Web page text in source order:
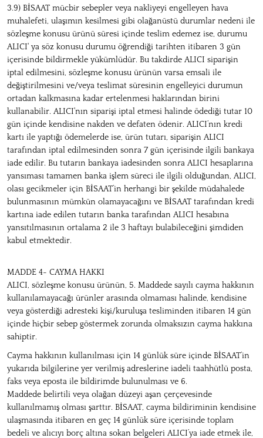
3.9) BİSAAT mücbir sebepler veya nakliyeyi engelleyen hava
muhalefeti, ulaşımın kesilmesi gibi olağanüstü durumlar nedeni ile
sözleşme konusu ürünü süresi içinde teslim edemez ise, durumu
ALICI' ya söz konusu durumu öğrendiği tarihten itibaren 3 gün
içerisinde bildirmekle yükümlüdür. Bu takdirde ALICI siparişin
iptal edilmesini, sözleşme konusu ürünün varsa emsali ile
değiştirilmesini ve/veya teslimat süresinin engelleyici durumun
ortadan kalkmasına kadar ertelenmesi haklarından birini
kullanabilir. ALICI'nın siparişi iptal etmesi halinde ödediği tutar 10
gün içinde kendisine nakden ve defaten ödenir. ALICI’nın kredi
kartı ile yaptığı ödemelerde ise, ürün tutarı, siparişin ALICI
tarafından iptal edilmesinden sonra 7 gün içerisinde ilgili bankaya
iade edilir. Bu tutarın bankaya iadesinden sonra ALICI hesaplarına
yansıması tamamen banka işlem süreci ile ilgili olduğundan, ALICI,
olası gecikmeler için BİSAAT’in herhangi bir şekilde müdahalede
bulunmasının mümkün olamayacağını ve BİSAAT tarafından kredi
kartına iade edilen tutarın banka tarafından ALICI hesabına
yansıtılmasının ortalama 2 ile 3 haftayı bulabileceğini şimdiden
kabul etmektedir.
MADDE 4- CAYMA HAKKI
ALICI, sözleşme konusu ürünün, 5. Maddede sayılı cayma hakkının
kullanılamayacağı ürünler arasında olmaması halinde, kendisine
veya gösterdiği adresteki kişi/kuruluşa tesliminden itibaren 14 gün
içinde hiçbir sebep göstermek zorunda olmaksızın cayma hakkına
sahiptir.
Cayma hakkının kullanılması için 14 günlük süre içinde BİSAAT’in
yukarıda bilgilerine yer verilmiş adreslerine iadeli taahhütlü posta,
faks veya eposta ile bildirimde bulunulması ve 6.
Maddede belirtili veya olağan düzeyi aşan çerçevesinde
kullanılmamış olması şarttır. BİSAAT, cayma bildiriminin kendisine
ulaşmasında itibaren en geç 14 günlük süre içerisinde toplam
bedeli ve alıcıyı borç altına sokan belgeleri ALICI’ya iade etmek ile,